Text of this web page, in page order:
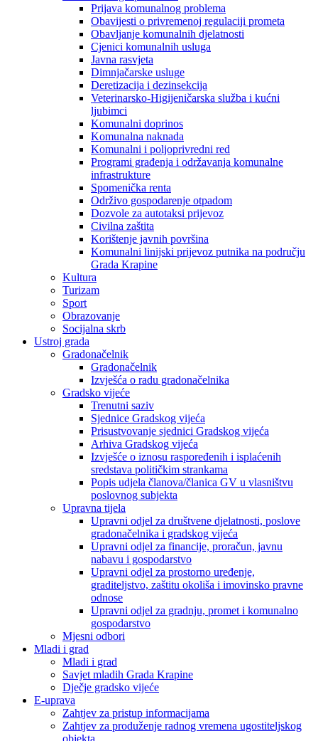
Prijava komunalnog problema
Obavijesti o privremenoj regulaciji prometa
Obavljanje komunalnih djelatnosti
Cjenici komunalnih usluga
Javna rasvjeta
Dimnjačarske usluge
Deretizacija i dezinsekcija
Veterinarsko-Higijeničarska služba i kućni
ljubimci
Komunalni doprinos
Komunalna naknada
Komunalni i poljoprivredni red
Programi građenja i održavanja komunalne
infrastrukture
Spomenička renta
Održivo gospodarenje otpadom
Dozvole za autotaksi prijevoz
Civilna zaštita
Korištenje javnih površina
Komunalni linijski prijevoz putnika na području
Grada Krapine
Kultura
Turizam
Sport
Obrazovanje
Socijalna skrb
Ustroj grada
Gradonačelnik
Gradonačelnik
Izvješća o radu gradonačelnika
Gradsko vijeće
Trenutni saziv
Sjednice Gradskog vijeća
Prisustvovanje sjednici Gradskog vijeća
Arhiva Gradskog vijeća
Izvješće o iznosu raspoređenih i isplaćenih
sredstava političkim strankama
Popis udjela članova/članica GV u vlasništvu
poslovnog subjekta
Upravna tijela
Upravni odjel za društvene djelatnosti, poslove
gradonačelnika i gradskog vijeća
Upravni odjel za financije, proračun, javnu
nabavu i gospodarstvo
Upravni odjel za prostorno uređenje,
graditeljstvo, zaštitu okoliša i imovinsko pravne
odnose
Upravni odjel za gradnju, promet i komunalno
gospodarstvo
Mjesni odbori
Mladi i grad
Mladi i grad
Savjet mladih Grada Krapine
Dječje gradsko vijeće
E-uprava
Zahtjev za pristup informacijama
Zahtjev za produženje radnog vremena ugostiteljskog
objekta